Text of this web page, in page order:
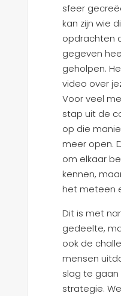
sfeer
kan zijn wie
opdrachten
gegeven
geholpen.
video over
Voor veel
stap uit de
op die
meer open.
om elkaar
kennen,
het meteen
Dit is met
gedeelte,
ook de
mensen
slag te
strategie.